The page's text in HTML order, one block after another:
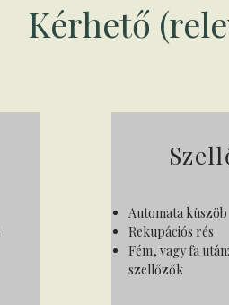
Kérhető
Automata küszöb
Rekupációs rés
Fém, vagy fa
szellőzők